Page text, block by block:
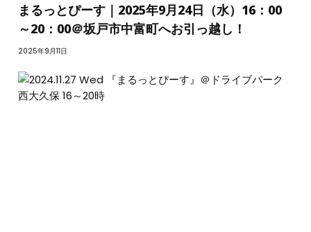
まるっとぴーす｜2025年9月24日（水）16：00
～20：00＠坂戸市中富町へお引っ越し！
2025年9月11日